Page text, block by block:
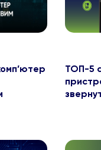
ТОП-5